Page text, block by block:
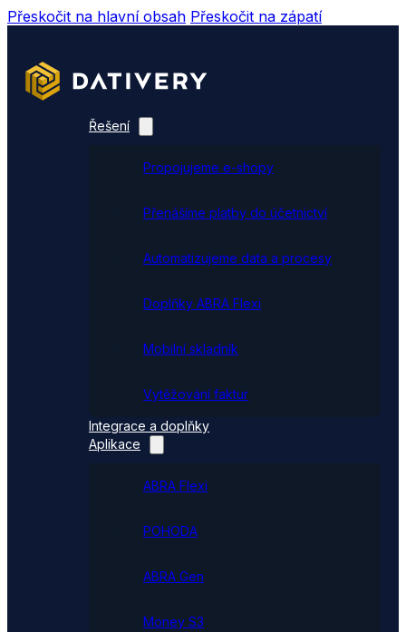
Přeskočit na hlavní obsah Přeskočit na zápatí
Řešení
Propojujeme e-shopy
Přenášíme platby do účetnictví
Automatizujeme data a procesy
Doplňky ABRA Flexi
Mobilní skladník
Vytěžování faktur
Integrace a doplňky
Aplikace
ABRA Flexi
POHODA
ABRA Gen
Money S3